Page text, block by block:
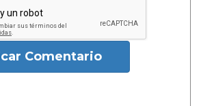
Comentario